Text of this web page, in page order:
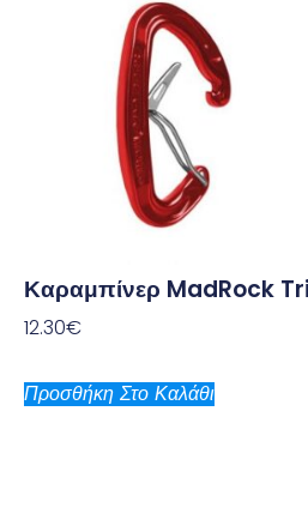
Καραμπίνερ MadRock
12.30€
Προσθήκη Στο Καλάθι